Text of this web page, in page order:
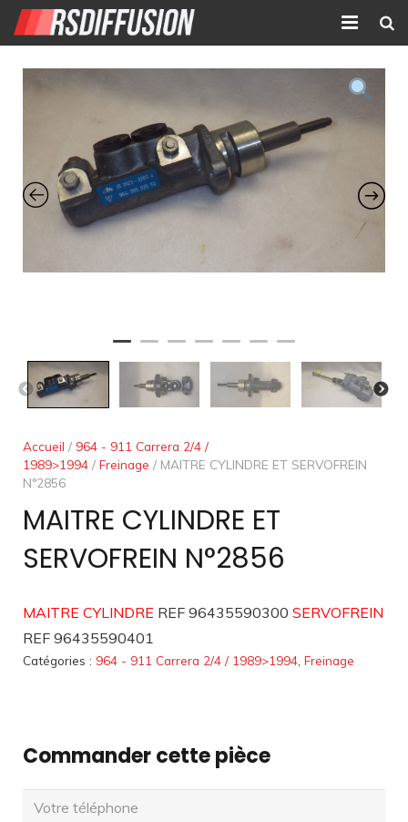
Accueil
Nouvelles annonces
Annonces prolongées
Atelier mécanique
Contact
Accueil / 964 - 911 Carrera 2/4 /
1989>1994 / Freinage / MAITRE CYLINDRE ET SERVOFREIN
N°2856
MAITRE CYLINDRE ET
SERVOFREIN N°2856
MAITRE CYLINDRE REF 96435590300 SERVOFREIN
REF 96435590401
Catégories : 964 - 911 Carrera 2/4 / 1989>1994, Freinage
Commander cette pièce